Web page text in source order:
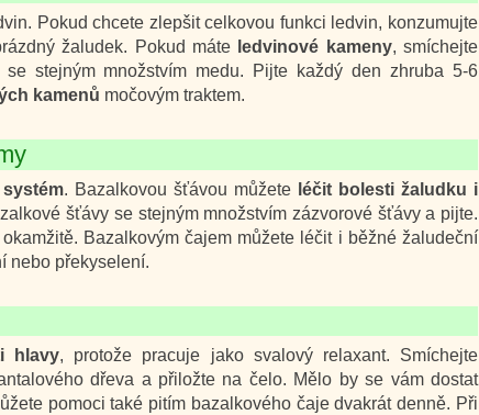
Pokud chcete zlepšit celkovou funkci ledvin, konzumujte
žaludek. Pokud máte ledvinové kameny, smíchejte
stejným množstvím medu. Pijte každý den zhruba 5-6
kamenů močovým traktem.
. Bazalkovou šťávou můžete léčit bolesti žaludku i
šťávy se stejným množstvím zázvorové šťávy a pijte.
Bazalkovým čajem můžete léčit i běžné žaludeční
nebo překyselení.
hlavy, protože pracuje jako svalový relaxant. Smíchejte
dřeva a přiložte na čelo. Mělo by se vám dostat
pomoci také pitím bazalkového čaje dvakrát denně. Při